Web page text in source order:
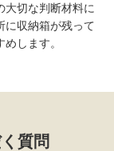
大切な判断材料に
に収納箱が残って
します。
質問